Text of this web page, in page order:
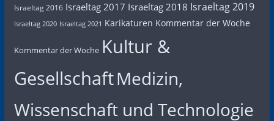
Israeltag 2016 Israeltag 2017 Israeltag 2018 Israeltag 2019
Israeltag 2020 Israeltag 2021 Karikaturen Kommentar der Woche
Kommentar der Woche Kultur &
GesellschaftMedizin,
Wissenschaft und Technologie